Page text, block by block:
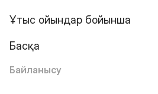
Ұтыс ойындар бойынша
Басқа
Байланысу